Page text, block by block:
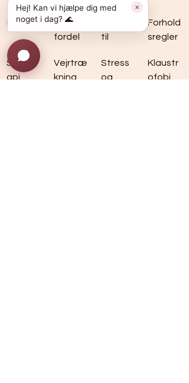
Metode
Primær
fordel
til
Forhold
sregler
Saltter
api
Vejrtræ
kning
Stress
og
Klaustr
ofobi
Hej! Kan vi hjælpe dig med
noget i dag? 🌊
✕